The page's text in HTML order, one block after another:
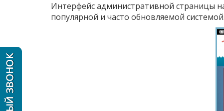
Интерфейс административной страницы
популярной и часто обновляемой